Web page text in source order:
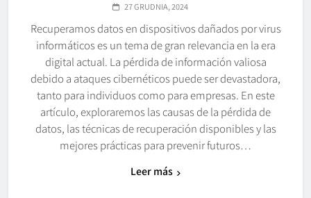
27 GRUDNIA, 2024
Recuperamos datos en dispositivos dañados por virus
informáticos es un tema de gran relevancia en la era
digital actual. La pérdida de información valiosa
debido a ataques cibernéticos puede ser devastadora,
tanto para individuos como para empresas. En este
artículo, exploraremos las causas de la pérdida de
datos, las técnicas de recuperación disponibles y las
mejores prácticas para prevenir futuros…
Leer más